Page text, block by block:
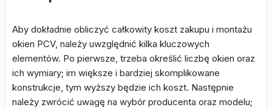
Aby dokładnie obliczyć całkowity koszt zakupu i montażu
okien PCV, należy uwzględnić kilka kluczowych
elementów. Po pierwsze, trzeba określić liczbę okien oraz
ich wymiary; im większe i bardziej skomplikowane
konstrukcje, tym wyższy będzie ich koszt. Następnie
należy zwrócić uwagę na wybór producenta oraz modelu;